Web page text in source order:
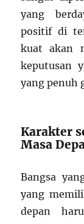
yang
positif di
kuat akan
keputusan
yang penuh
Karakter
Masa
Bangsa
yang
depan